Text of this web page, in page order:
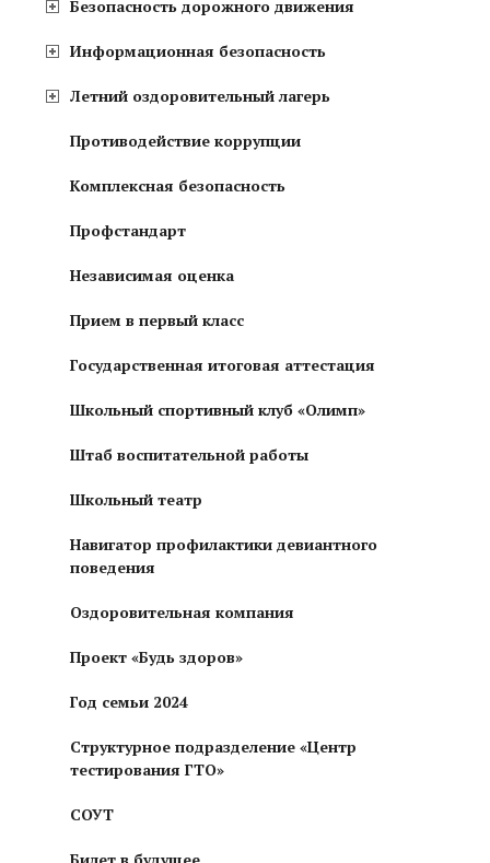
Безопасность дорожного движения
Информационная безопасность
Летний оздоровительный лагерь
Противодействие коррупции
Комплексная безопасность
Профстандарт
Независимая оценка
Прием в первый класс
Государственная итоговая аттестация
Школьный спортивный клуб «Олимп»
Штаб воспитательной работы
Школьный театр
Навигатор профилактики девиантного
поведения
Оздоровительная компания
Проект «Будь здоров»
Год семьи 2024
Структурное подразделение «Центр
тестирования ГТО»
СОУТ